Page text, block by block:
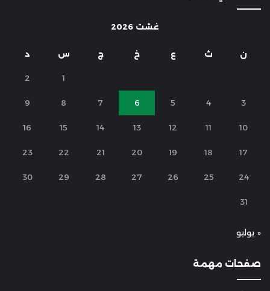
غشت 2026
ن ث ع خ ج س د
1
2
3
4
5
6
7
8
9
10
11
12
13
14
15
16
17
18
19
20
21
22
23
24
25
26
27
28
29
30
31
« يوليو
صفحات مهمة